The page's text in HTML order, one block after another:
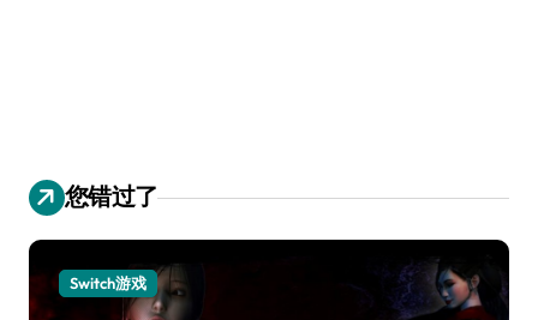
您错过了
Switch游戏